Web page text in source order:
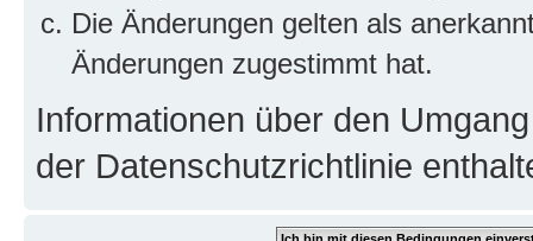
Die Änderungen gelten als
Änderungen zugestimmt hat.
Informationen über den
der Datenschutzrichtlinie